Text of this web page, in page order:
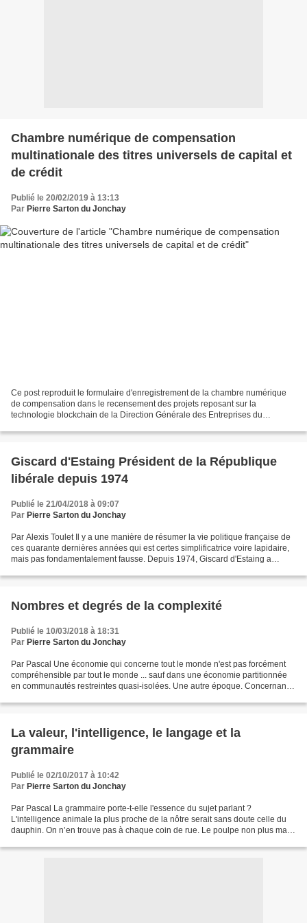
Chambre numérique de compensation
multinationale des titres universels de capital et
de crédit
Publié le 20/02/2019 à 13:13
Par Pierre Sarton du Jonchay
Ce post reproduit le formulaire d'enregistrement de la chambre numérique
de compensation dans le recensement des projets reposant sur la
technologie blockchain de la Direction Générale des Entreprises du
Giscard d'Estaing Président de la République
libérale depuis 1974
Publié le 21/04/2018 à 09:07
Par Pierre Sarton du Jonchay
Par Alexis Toulet Il y a une manière de résumer la vie politique française de
ces quarante dernières années qui est certes simplificatrice voire lapidaire,
mais pas fondamentalement fausse. Depuis 1974, Giscard d'Estaing a
Nombres et degrés de la complexité
Publié le 10/03/2018 à 18:31
Par Pierre Sarton du Jonchay
Par Pascal Une économie qui concerne tout le monde n'est pas forcément
compréhensible par tout le monde ... sauf dans une économie partitionnée
en communautés restreintes quasi-isolées. Une autre époque. Concernant
La valeur, l'intelligence, le langage et la
grammaire
Publié le 02/10/2017 à 10:42
Par Pierre Sarton du Jonchay
Par Pascal La grammaire porte-t-elle l'essence du sujet parlant ?
L'intelligence animale la plus proche de la nôtre serait sans doute celle du
dauphin. On n’en trouve pas à chaque coin de rue. Le poulpe non plus mais